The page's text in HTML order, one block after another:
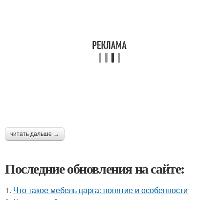
читать дальше →
Последние обновления на сайте:
1. Что такое мебель царга: понятие и особенности